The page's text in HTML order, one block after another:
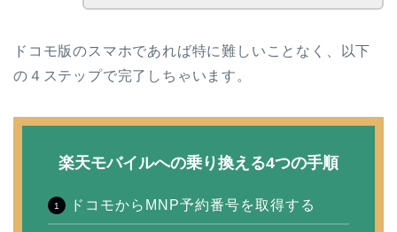
ドコモ版のスマホであれば特に難しいことなく、以下
の４ステップで完了しちゃいます。
楽天モバイルへの乗り換える4つの手順
ドコモからMNP予約番号を取得する